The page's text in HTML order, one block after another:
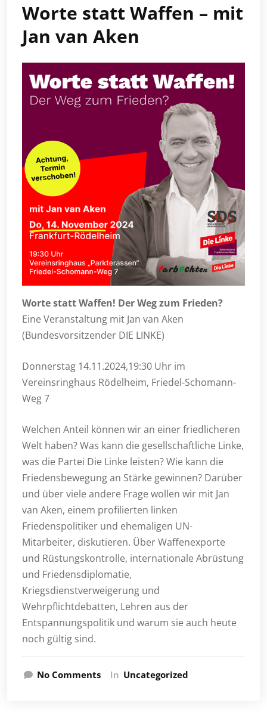
Worte statt Waffen – mit
Jan van Aken
Worte statt Waffen! Der Weg zum Frieden?
Eine Veranstaltung mit Jan van Aken
(Bundesvorsitzender DIE LINKE)
Donnerstag 14.11.2024,19:30 Uhr im
Vereinsringhaus Rödelheim, Friedel-Schomann-
Weg 7
Welchen Anteil können wir an einer friedlicheren
Welt haben? Was kann die gesellschaftliche Linke,
was die Partei Die Linke leisten? Wie kann die
Friedensbewegung an Stärke gewinnen? Darüber
und über viele andere Frage wollen wir mit Jan
van Aken, einem profilierten linken
Friedenspolitiker und ehemaligen UN-
Mitarbeiter, diskutieren. Über Waffenexporte
und Rüstungskontrolle, internationale Abrüstung
und Friedensdiplomatie,
Kriegsdienstverweigerung und
Wehrpflichtdebatten, Lehren aus der
Entspannungspolitik und warum sie auch heute
noch gültig sind.
No Comments In Uncategorized